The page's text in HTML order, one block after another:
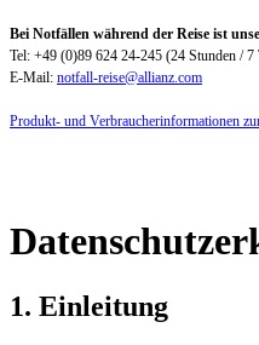
Bei Notfällen während der Reise ist
Tel: +49 (0)89 624 24-245 (24 Stunden / 7
E-Mail: notfall-reise@allianz.com
Produkt- und Verbraucherinformationen
1. Einleitung